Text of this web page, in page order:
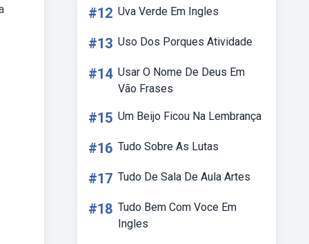
#12 Uva Verde Em Ingles
#13 Uso Dos Porques Atividade
#14 Usar O Nome De Deus Em
Vão Frases
#15 Um Beijo Ficou Na Lembrança
#16 Tudo Sobre As Lutas
#17 Tudo De Sala De Aula Artes
#18 Tudo Bem Com Voce Em
Ingles